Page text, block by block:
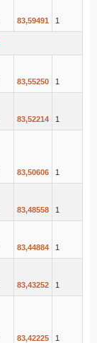
83,59491 1
83,55250 1
83,52214 1
83,50606 1
83,48558 1
83,44884 1
83,43252 1
83,42225 1